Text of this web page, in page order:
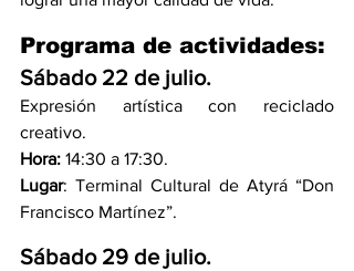
Programa de actividades:
Sábado 22 de julio.
Expresión artística con reciclado
creativo.
Hora: 14:30 a 17:30.
Lugar: Terminal Cultural de Atyrá “Don
Francisco Martínez”.
Sábado 29 de julio.